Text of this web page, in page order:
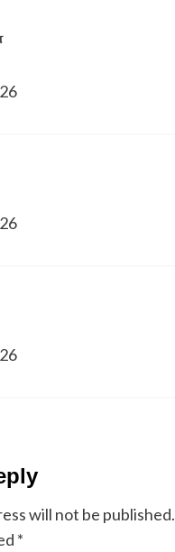
will not be published.
*